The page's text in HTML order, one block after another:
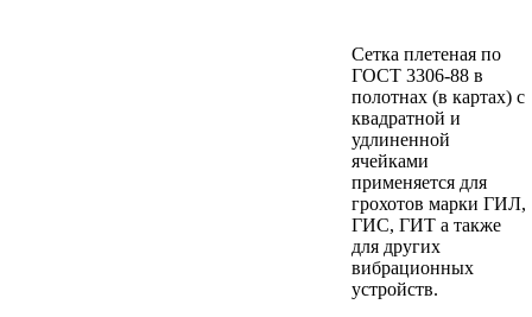
Сетка плетеная по
ГОСТ 3306-88 в
полотнах (в картах) с
квадратной и
удлиненной
ячейками
применяется для
грохотов марки ГИЛ,
ГИС, ГИТ а также
для других
вибрационных
устройств.